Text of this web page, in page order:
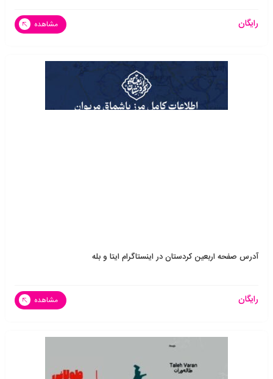
رایگان مشاهده
آدرس صفحه اربعین کردستان در اینستاگرام ایتا و بله
رایگان مشاهده